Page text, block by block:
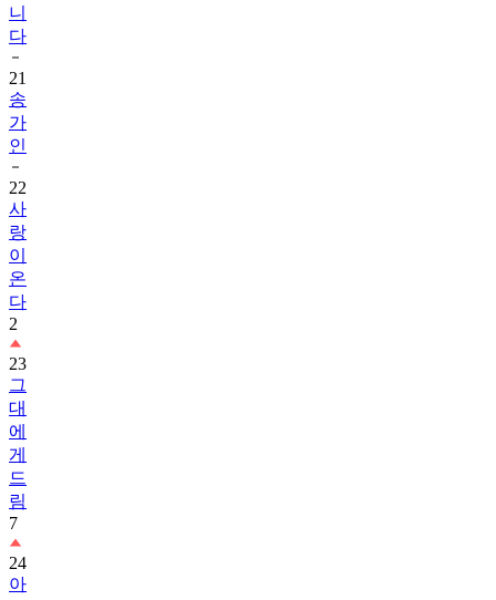
니
다
21
송
가
인
22
사
랑
이
온
다
2
23
그
대
에
게
드
림
7
24
아